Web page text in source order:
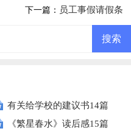
下一篇： 员工事假请假条
有关给学校的建议书14篇
《繁星春水》读后感15篇